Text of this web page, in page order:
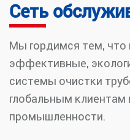
Сеть
Мы гордимся тем, что
эффективные,
системы очистки
глобальным клиентам
промышленности.